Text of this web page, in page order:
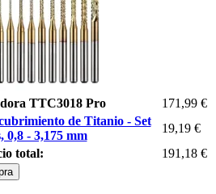
TTC3018 Pro
171,99 €
de Titanio - Set
0,8 - 3,175 mm
19,19 €
total:
191,18 €